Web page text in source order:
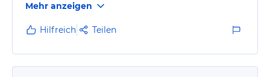
Mehr anzeigen
Hilfreich Teilen